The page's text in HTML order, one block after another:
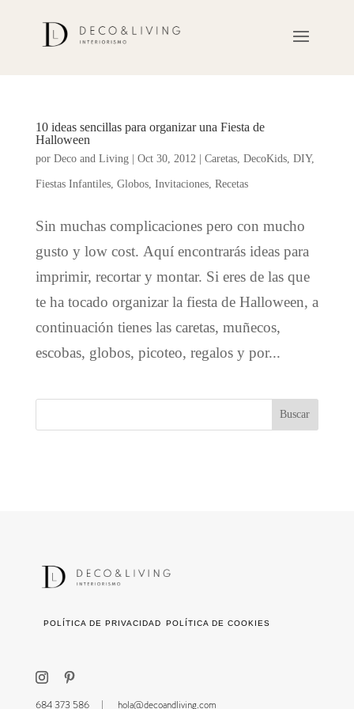
10 ideas sencillas para organizar una Fiesta de
Halloween
por Deco and Living| Oct 30, 2012 | Caretas, DecoKids, DIY,
Fiestas Infantiles, Globos, Invitaciones, Recetas
Sin muchas complicaciones pero con mucho
gusto y low cost. Aquí encontrarás ideas para
imprimir, recortar y montar. Si eres de las que
te ha tocado organizar la fiesta de Halloween, a
continuación tienes las caretas, muñecos,
escobas, globos, picoteo, regalos y por...
POLÍTICA DE PRIVACIDAD POLÍTICA DE COOKIES
684 373 586 | hola@decoandliving.com